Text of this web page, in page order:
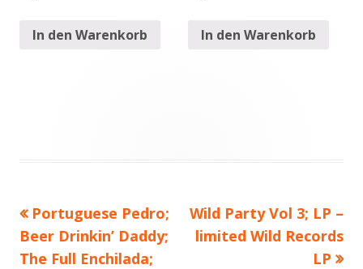
In den Warenkorb In den Warenkorb
Beitragsnavigation
Vorheriger
Beitrag:
Portuguese Pedro;
Beer Drinkin’ Daddy;
The Full Enchilada;
Nächster
Beitrag
Wild Party Vol 3; LP –
limited Wild Records
LP